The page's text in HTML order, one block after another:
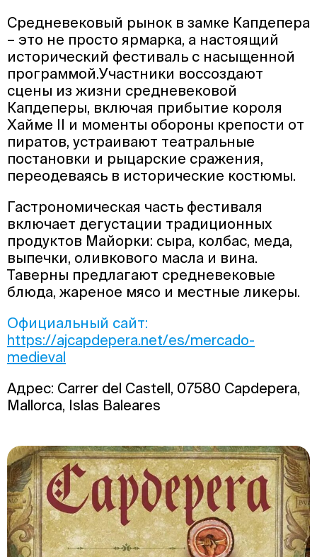
Средневековый рынок в замке Капдепера
– это не просто ярмарка, а настоящий
исторический фестиваль с насыщенной
программой.Участники воссоздают
сцены из жизни средневековой
Капдеперы, включая прибытие короля
Хайме II и моменты обороны крепости от
пиратов, устраивают театральные
постановки и рыцарские сражения,
переодеваясь в исторические костюмы.
Гастрономическая часть фестиваля
включает дегустации традиционных
продуктов Майорки: сыра, колбас, меда,
выпечки, оливкового масла и вина.
Таверны предлагают средневековые
блюда, жареное мясо и местные ликеры.
Официальный сайт:
https://ajcapdepera.net/es/mercado-
medieval
Адрес: Carrer del Castell, 07580 Capdepera,
Mallorca, Islas Baleares